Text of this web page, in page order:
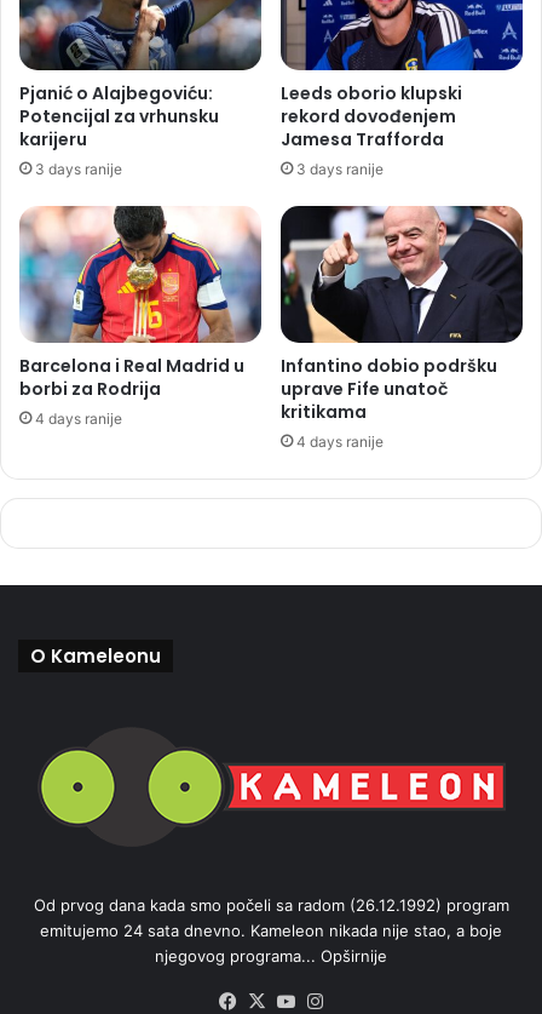
Pjanić o Alajbegoviću:
Potencijal za vrhunsku
karijeru
3 days ranije
Leeds oborio klupski
rekord dovođenjem
Jamesa Trafforda
3 days ranije
Barcelona i Real Madrid u
borbi za Rodrija
4 days ranije
Infantino dobio podršku
uprave Fife unatoč
kritikama
4 days ranije
O Kameleonu
Od prvog dana kada smo počeli sa radom (26.12.1992) program
emitujemo 24 sata dnevno. Kameleon nikada nije stao, a boje
njegovog programa... Opširnije
Facebook
X YouTube